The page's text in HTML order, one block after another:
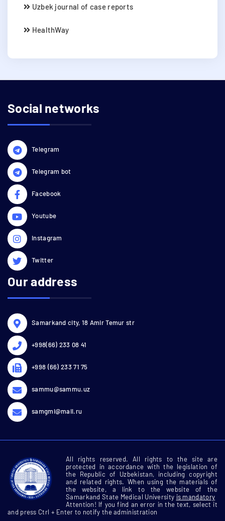
Uzbek journal of case reports
HealthWay
Social networks
Telegram
Telegram bot
Facebook
Youtube
Instagram
Twitter
Our address
Samarkand city, 18 Amir Temur str
+998(66) 233 08 41
+998 (66) 233 71 75
sammu@sammu.uz
samgmi@mail.ru
All rights reserved. All rights to the site are
protected in accordance with the legislation of
the Republic of Uzbekistan, including copyright
and related rights. When using the materials of
the website, a link to the website of the
Samarkand State Medical University is mandatory
Attention! If you find an error in the text, select it
and press Ctrl + Enter to notify the administration